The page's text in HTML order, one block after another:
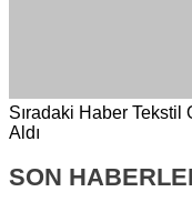
Sıradaki Haber Tekstil
Aldı
SON